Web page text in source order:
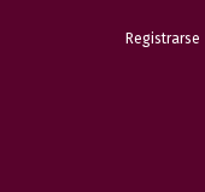
Registrarse